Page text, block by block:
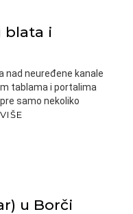
blata i
nad neuređene kanale
tablama i portalima
samo nekoliko
VIŠE
u Borči